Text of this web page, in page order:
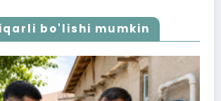
bo'lishi mumkin